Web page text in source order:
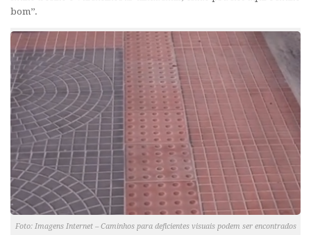
bom’’.
Foto: Imagens Internet – Caminhos para deficientes visuais podem ser encontrados